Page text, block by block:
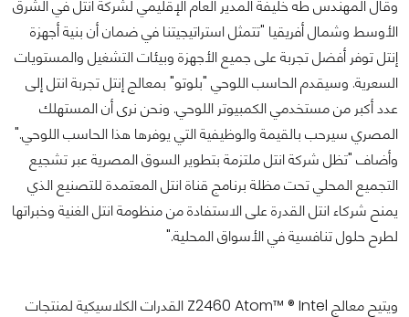
وقال المهندس طه خليفة المدير العام الإقليمي لشركة انتل في الشرق
الأوسط وشمال أفريقيا "تتمثل استراتيجيتنا في ضمان أن بنية أجهزة
إنتل توفر أفضل تجربة على جميع الأجهزة وبيئات التشغيل والمستويات
السعرية. وسيقدم الحاسب اللوحي "بلوتو" بمعالج إنتل تجربة انتل إلى
عدد أكبر من مستخدمي الكمبيوتر اللوحي. ونحن نرى أن المستهلك
المصري سيرحب بالقيمة والوظيفية التي يوفرها هذا الحاسب اللوحي."
وأضاف "تظل شركة انتل ملتزمة بتطوير السوق المصرية عبر تشجيع
التجميع المحلي تحت مظلة برنامج قناة انتل المعتمدة للتصنيع الذي
يمنح شركاء انتل القدرة على الاستفادة من منظومة انتل الغنية وخبراتها
لطرح حلول تنافسية في الأسواق المحلية."
ويتيح معالج Z2460 Atom™ ® Intel القدرات الكلاسيكية لمنتجات